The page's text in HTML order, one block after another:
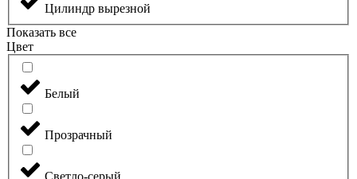
Цилиндр вырезной
Показать все
Цвет
Белый
Прозрачный